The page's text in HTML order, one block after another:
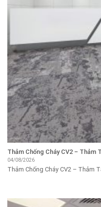
Thảm Chống Cháy CV2 –
04/08/2026
Thảm Chống Cháy CV2 – Thảm